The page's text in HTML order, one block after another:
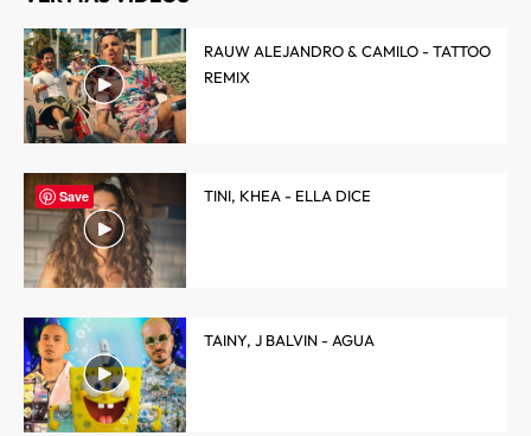
RAUW ALEJANDRO & CAMILO - TATTOO
REMIX
TINI, KHEA - ELLA DICE
TAINY, J BALVIN - AGUA
Save